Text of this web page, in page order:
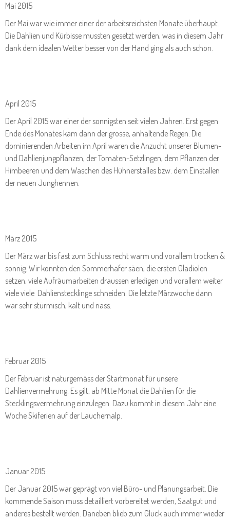
Mai 2015
Der Mai war wie immer einer der arbeitsreichsten Monate überhaupt.
Die Dahlien und Kürbisse mussten gesetzt werden, was in diesem Jahr
dank dem idealen Wetter besser von der Hand ging als auch schon.
April 2015
Der April 2015 war einer der sonnigsten seit vielen Jahren. Erst gegen
Ende des Monates kam dann der grosse, anhaltende Regen. Die
dominierenden Arbeiten im April waren die Anzucht unserer Blumen-
und Dahlienjungpflanzen, der Tomaten-Setzlingen, dem Pflanzen der
Himbeeren und dem Waschen des Hühnerstalles bzw. dem Einstallen
der neuen Junghennen.
März 2015
Der März war bis fast zum Schluss recht warm und vorallem trocken &
sonnig. Wir konnten den Sommerhafer säen, die ersten Gladiolen
setzen, viele Aufräumarbeiten draussen erledigen und vorallem weiter
viele viele Dahlienstecklinge schneiden. Die letzte Märzwoche dann
war sehr stürmisch, kalt und nass.
Februar 2015
Der Februar ist naturgemäss der Startmonat für unsere
Dahlienvermehrung. Es gilt, ab Mitte Monat die Dahlien für die
Stecklingsvermehrung einzulegen. Dazu kommt in diesem Jahr eine
Woche Skiferien auf der Lauchernalp.
Januar 2015
Der Januar 2015 war geprägt von viel Büro- und Planungsarbeit. Die
kommende Saison muss detailliert vorbereitet werden, Saatgut und
anderes bestellt werden. Daneben blieb zum Glück auch immer wieder